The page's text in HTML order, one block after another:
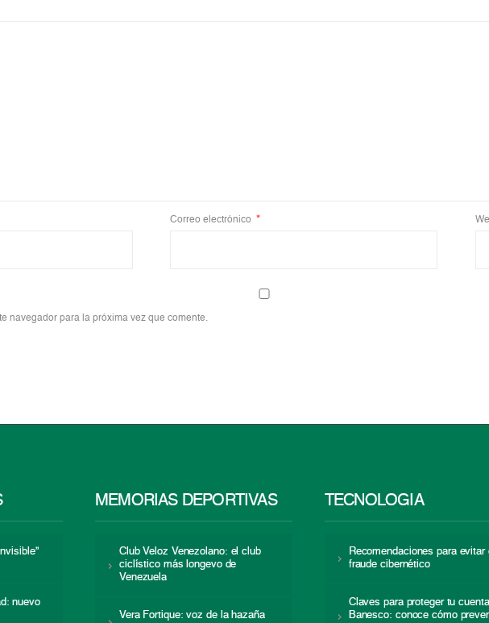
Correo electrónico *
navegador para la próxima vez que comente.
nuevo
MEMORIAS DEPORTIVAS
Club Veloz Venezolano: el club
ciclístico más longevo de
Venezuela
Vera Fortique: voz de la hazaña
TECNOLOGÍA
Recomendaciones para evitar
fraude cibernético
Claves para proteger tu cuenta
Banesco: conoce cómo